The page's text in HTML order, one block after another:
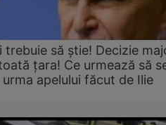
să știe! Decizie
țara! Ce urmează să
apelului făcut de Ilie